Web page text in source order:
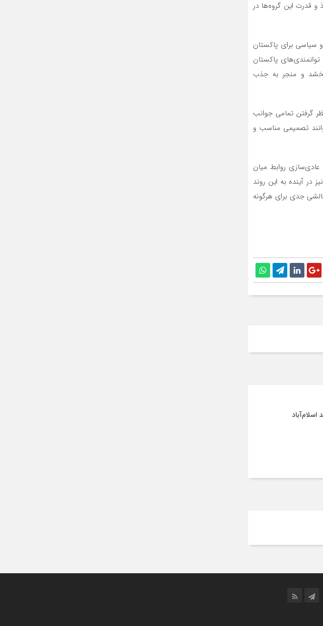
و قدرت این گروه‌ها در
و سیاسی برای پاکستان
پاکستان
بخشد و منجر به جذب
گرفتن تمامی جوانب
تصمیمی مناسب و
عادی‌سازی روابط میان
در آینده به این روند
جدی برای هرگونه